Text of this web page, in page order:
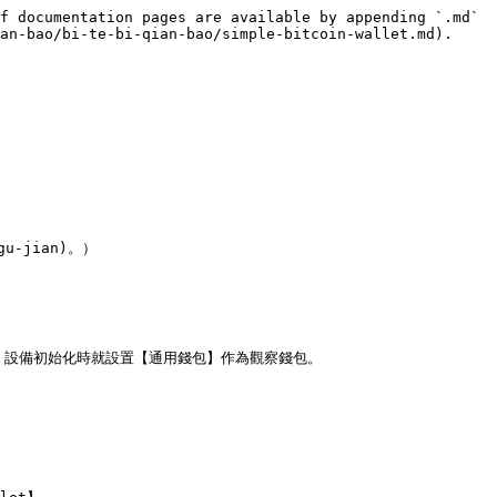
pages are available by appending `.md`
bao/bi-te-bi-qian-bao/simple-bitcoin-wallet.md).
jian)。）
初始化時就設置【通用錢包】作為觀察錢包。